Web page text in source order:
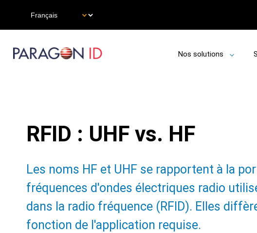
contenu
principal
Select
your
Nos solutions
RFID : UHF vs. HF
Subtitle:
Les noms HF et UHF se rapportent à la
fréquences d'ondes électriques radio
dans la radio fréquence (RFID). Elles
fonction de l'application requise.